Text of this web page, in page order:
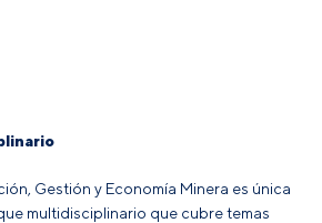
Gestión y Economía Minera es única
multidisciplinario que cubre temas